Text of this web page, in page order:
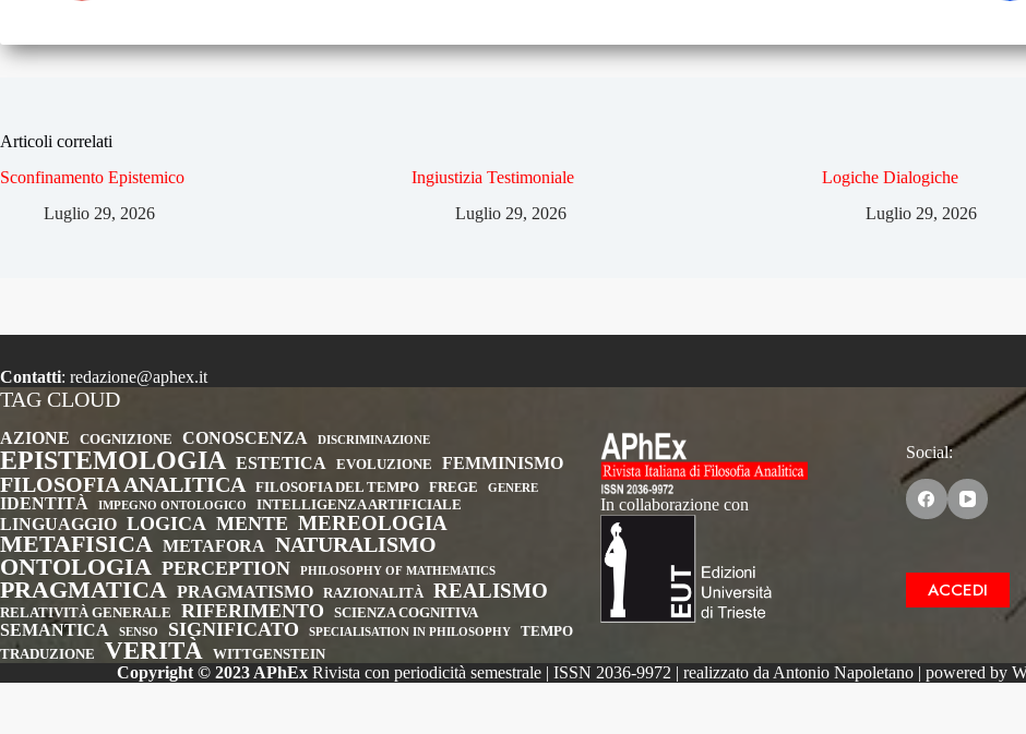
Articoli correlati
Sconfinamento Epistemico
Luglio 29, 2026
Ingiustizia Testimoniale
Luglio 29, 2026
Logiche Dialogiche
Luglio 29, 2026
Contatti: redazione@aphex.it
TAG CLOUD
AZIONE COGNIZIONE CONOSCENZA DISCRIMINAZIONE
EPISTEMOLOGIA ESTETICA EVOLUZIONE FEMMINISMO
FILOSOFIA ANALITICA FILOSOFIA DEL TEMPO FREGE GENERE
IDENTITÀ IMPEGNO ONTOLOGICO INTELLIGENZA ARTIFICIALE
LINGUAGGIO LOGICA MENTE MEREOLOGIA
METAFISICA METAFORA NATURALISMO
ONTOLOGIA PERCEPTION PHILOSOPHY OF MATHEMATICS
PRAGMATICA PRAGMATISMO RAZIONALITÀ REALISMO
RELATIVITÀ GENERALE RIFERIMENTO SCIENZA COGNITIVA
SEMANTICA SENSO SIGNIFICATO SPECIALISATION IN PHILOSOPHY
TEMPO
TRADUZIONE
VERITÀ WITTGENSTEIN
In collaborazione con
Social:
ACCEDI
Copyright © 2023 APhExRivista con periodicità semestrale | ISSN 2036-9972 | realizzato da Antonio Napoletano | powered by